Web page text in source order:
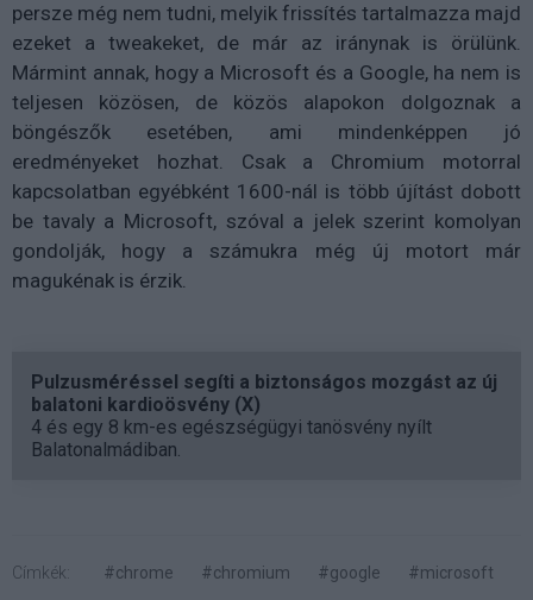
persze még nem tudni, melyik frissítés tartalmazza majd
ezeket a tweakeket, de már az iránynak is örülünk.
Mármint annak, hogy a Microsoft és a Google, ha nem is
teljesen közösen, de közös alapokon dolgoznak a
böngészők esetében, ami mindenképpen jó
eredményeket hozhat. Csak a Chromium motorral
kapcsolatban egyébként 1600-nál is több újítást dobott
be tavaly a Microsoft, szóval a jelek szerint komolyan
gondolják, hogy a számukra még új motort már
magukénak is érzik.
Pulzusméréssel segíti a biztonságos mozgást az új
balatoni kardioösvény (X)
4 és egy 8 km-es egészségügyi tanösvény nyílt
Balatonalmádiban.
Címkék: #chrome #chromium #google
#microsoft